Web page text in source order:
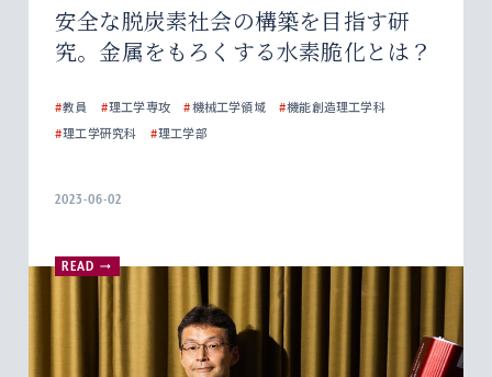
安全な脱炭素社会の構築を目指す研
究。金属をもろくする水素脆化とは？
#教員 #理工学専攻 #機械工学領域 #機能創造理工学科
#理工学研究科 #理工学部
2023-06-02
READ